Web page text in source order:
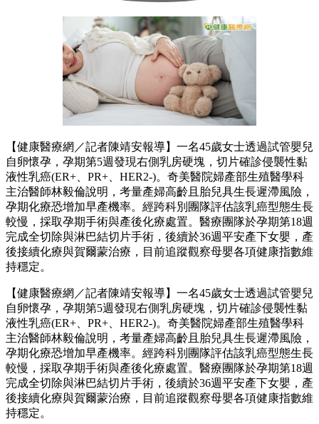
【健康醫療網／記者陳靖安報導】一名45歲女士透過試管嬰兒
自卵懷孕，孕期第5週發現右側乳房硬塊，切片確診侵襲性黏
液性乳癌(ER+、PR+、HER2-)。奇美醫院婦產部生殖醫學科
主治醫師林毅倫說明，考量產婦高齡且胎兒具生長遲滯風險，
孕期化療恐增加早產機率。經跨科別團隊評估該乳癌型態生長
較慢，採取孕期手術與產後化療處置。醫療團隊於孕期第18週
完成全切除與淋巴結切片手術，後續於36週平安產下女嬰，產
後接續化療與賀爾蒙治療，目前追蹤觀察母嬰各項健康指數維
持穩定。
【健康醫療網／記者陳靖安報導】一名45歲女士透過試管嬰兒
自卵懷孕，孕期第5週發現右側乳房硬塊，切片確診侵襲性黏
液性乳癌(ER+、PR+、HER2-)。奇美醫院婦產部生殖醫學科
主治醫師林毅倫說明，考量產婦高齡且胎兒具生長遲滯風險，
孕期化療恐增加早產機率。經跨科別團隊評估該乳癌型態生長
較慢，採取孕期手術與產後化療處置。醫療團隊於孕期第18週
完成全切除與淋巴結切片手術，後續於36週平安產下女嬰，產
後接續化療與賀爾蒙治療，目前追蹤觀察母嬰各項健康指數維
持穩定。